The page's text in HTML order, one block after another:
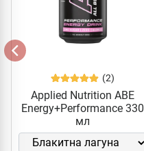
(2)
Applied Nutrition ABE
Energy+Performance 330
мл